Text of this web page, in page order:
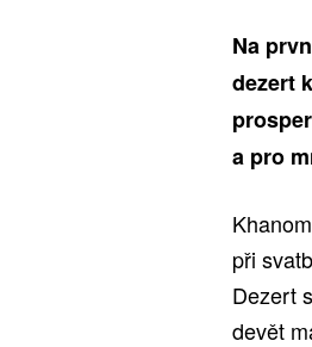
Na
dezert
a pro
při
Dezert
devět